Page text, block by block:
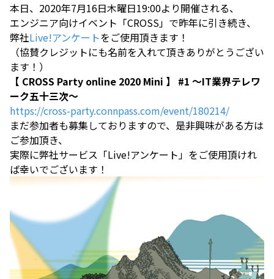
本日、2020年7月16日木曜日19:00より開催される、
エンジニア向けイベント「CROSS」で昨年に引き続き、
弊社Live!アンケートをご使用頂きます！
（協賛クレジットにも名前を入れて頂きありがとうござい
ます！）
【 CROSS Party online 2020 Mini 】 #1 ～IT業界テレワ
ーク五十三次～
https://cross-party.connpass.com/event/180214/
まだ参加者も募集しておりますので、是非興味がある方は
ご参加頂き、
実際に弊社サービス「Live!アンケート」をご使用頂けれ
ば幸いでございます！